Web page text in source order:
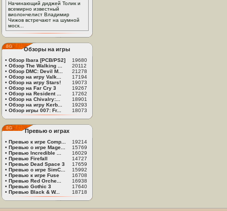
Начинающий диджей Толик и
всемирно известный
виолончелист Владимир
Чижов встречают на шумной
моск...
Обзоры на игры
• Обзор Ibara [PCB/PS2]
19680
• Обзор The Walking ...
20112
• Обзор DMC: Devil M...
21278
• Обзор на игру Valk...
17194
• Обзор на игру Stars!
19073
• Обзор на Far Cry 3
19267
• Обзор на Resident ...
17262
• Обзор на Chivalry:...
18901
• Обзор на игру Kerb...
19293
• Обзор игры 007: Fr... 18073
Превью о играх
• Превью к игре Comp...
19214
• Превью о игре Mage...
15769
• Превью Incredible ...
16029
• Превью Firefall
14727
• Превью Dead Space 3
17659
• Превью о игре SimC...
15992
• Превью к игре Fuse
16708
• Превью Red Orche...
16938
• Превью Gothic 3
17640
• Превью Black & W... 18718